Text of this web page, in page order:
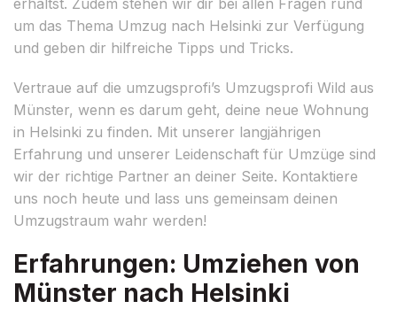
um das Thema Umzug nach Helsinki zur Verfügung
und geben dir hilfreiche Tipps und Tricks.
Vertraue auf die umzugsprofi’s Umzugsprofi Wild aus
Münster, wenn es darum geht, deine neue Wohnung
in Helsinki zu finden. Mit unserer langjährigen
Erfahrung und unserer Leidenschaft für Umzüge sind
wir der richtige Partner an deiner Seite. Kontaktiere
uns noch heute und lass uns gemeinsam deinen
Umzugstraum wahr werden!
Erfahrungen: Umziehen von
Münster nach Helsinki